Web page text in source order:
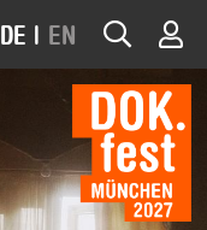
DE | EN